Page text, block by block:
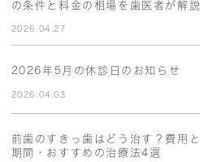
の条件と料金の相場を歯医者が解説
2026.04.27
2026年5月の休診日のお知らせ
2026.04.03
前歯のすきっ歯はどう治す？費用と
期間・おすすめの治療法4選